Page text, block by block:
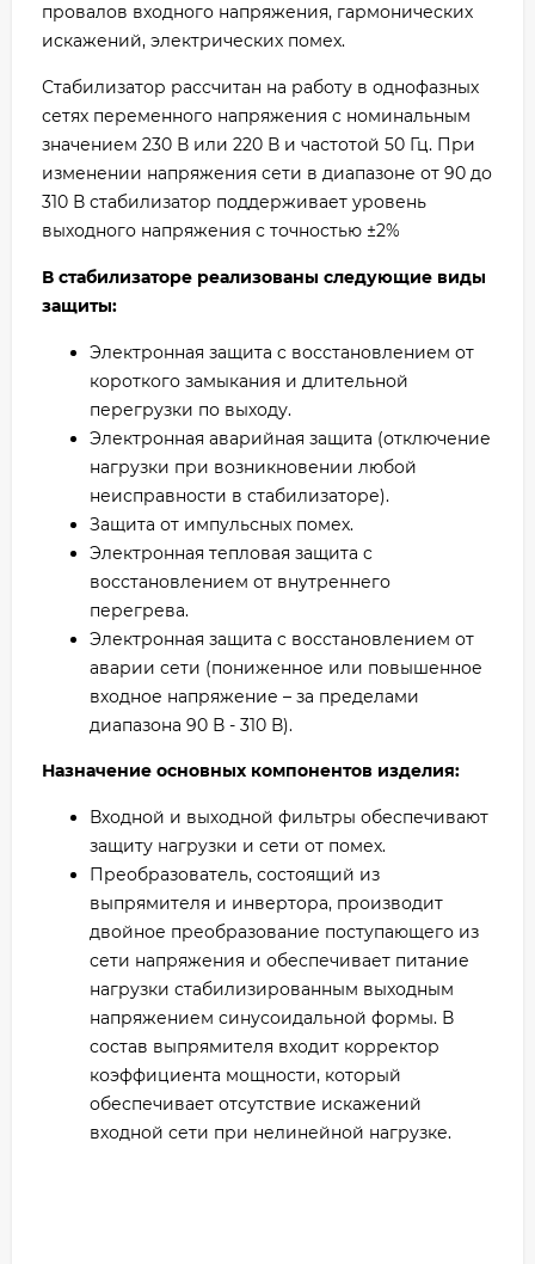
провалов входного напряжения, гармонических
искажений, электрических помех.
Стабилизатор рассчитан на работу в однофазных
сетях переменного напряжения с номинальным
значением 230 В или 220 В и частотой 50 Гц. При
изменении напряжения сети в диапазоне от 90 до
310 В стабилизатор поддерживает уровень
выходного напряжения с точностью ±2%
В стабилизаторе реализованы следующие виды
защиты:
Электронная защита c восстановлением от
короткого замыкания и длительной
перегрузки по выходу.
Электронная аварийная защита (отключение
нагрузки при возникновении любой
неисправности в стабилизаторе).
Защита от импульсных помех.
Электронная тепловая защита c
восстановлением от внутреннего
перегрева.
Электронная защита c восстановлением от
аварии сети (пониженное или повышенное
входное напряжение – за пределами
диапазона 90 В - 310 В).
Назначение основных компонентов изделия:
Входной и выходной фильтры обеспечивают
защиту нагрузки и сети от помех.
Преобразователь, состоящий из
выпрямителя и инвертора, производит
двойное преобразование поступающего из
сети напряжения и обеспечивает питание
нагрузки стабилизированным выходным
напряжением синусоидальной формы. В
состав выпрямителя входит корректор
коэффициента мощности, который
обеспечивает отсутствие искажений
входной сети при нелинейной нагрузке.